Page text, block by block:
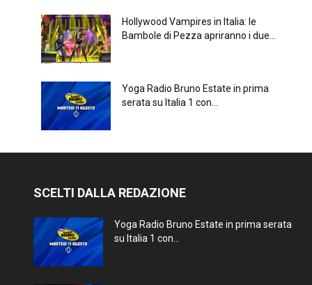
Hollywood Vampires in Italia: le
Bambole di Pezza apriranno i due...
Yoga Radio Bruno Estate in prima
serata su Italia 1 con...
SCELTI DALLA REDAZIONE
Yoga Radio Bruno Estate in prima serata
su Italia 1 con...